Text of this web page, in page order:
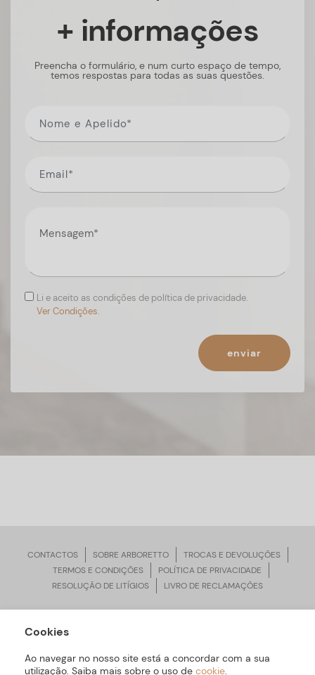
+ informações
Preencha o formulário, e num curto espaço de tempo,
temos respostas para todas as suas questões.
Li e aceito as condições de política de privacidade.
Ver Condições.
enviar
CONTACTOS SOBRE ARBORETTO
TROCAS E DEVOLUÇÕES
TERMOS E CONDIÇÕES
POLÍTICA DE PRIVACIDADE
RESOLUÇÃO DE LITÍGIOS
LIVRO DE RECLAMAÇÕES
ARBORETTO © Todos os Direitos Reservados | Desenvolvido por
Cookies
Ao navegar no nosso site está a concordar com a sua
utilização. Saiba mais sobre o uso de cookie.